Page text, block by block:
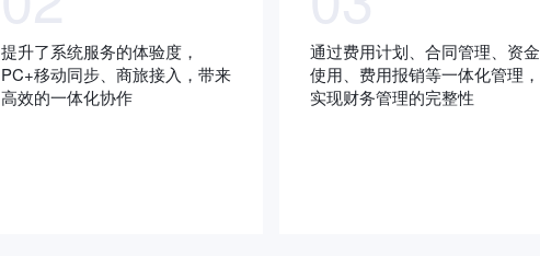
提升了系统服务的体验度，
PC+移动同步、商旅接入，带来
高效的一体化协作
通过费用计划、合同管理、资金
使用、费用报销等一体化管理，
实现财务管理的完整性